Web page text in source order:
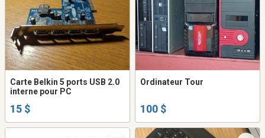
Carte Belkin 5 ports USB 2.0
interne pour PC
15 $
Ordinateur Tour
100 $